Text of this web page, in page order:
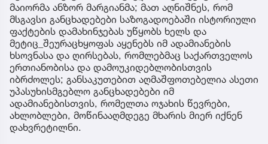
მაიორმა ანზორ მარგიანმა; მათ აღნიშნეს, რომ
მსგავსი განცხადებები საზოგადოებაში ისტორიული
ფაქტების დამახინჯებას უწყობს ხელს და
მეტიც_შეურაცხყოფას აყენებს იმ ადამიანების
ხსოვნასა და ღირსებას, რომლებმაც საქართველოს
ერთიანობისა და დამოუკიდებლობისთვის
იბრძოლეს; განსაკუთებით აღმაშფოთებელია ასეთი
უპასუხისმგებლო განცხადებები იმ
ადამიანებისთვის, რომელთა ოჯახის წევრები,
ახლობლები, მოწინააღმდეგე მხარის მიერ იქნენ
დახვრეტილნი.